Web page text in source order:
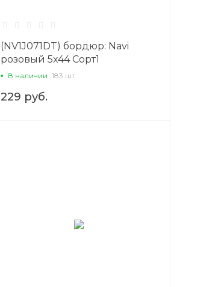
(NV1J071DT) бордюр: Navi
розовый 5x44 Сорт1
В наличии 183 шт
229 руб.